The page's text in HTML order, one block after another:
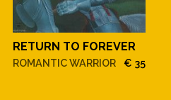
RETURN TO FOREVER
ROMANTIC WARRIOR € 35